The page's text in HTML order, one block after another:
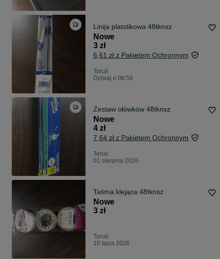
Linija platstikowa 48tknsz
Nowe
3 zł
6,61 zł z Pakietem Ochronnym
Toruń
Dzisiaj o 06:56
Zestaw ołówków 48tknsz
Nowe
4 zł
7,64 zł z Pakietem Ochronnym
Toruń
01 sierpnia 2026
Taśma klejąca 48tknsz
Nowe
3 zł
Toruń
10 lipca 2026